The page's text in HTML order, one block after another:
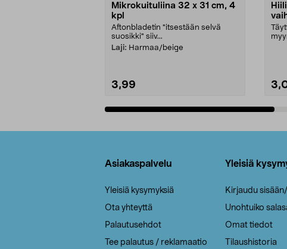
Mikrokuituliina 32 x 31 cm, 4
kpl
Aftonbladetin "itsestään selvä
suosikki" siiv...
Laji: Harmaa/beige
3,99
Asiakaspalvelu
Yleisiä kysymyksiä
Ota yhteyttä
Palautusehdot
Tee palautus / reklamaatio
Yleisiä
Kirjaudu
Unohtuiko
Omat tiedot
Tilaushistoria